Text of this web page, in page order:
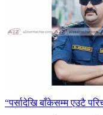
“पर्सादेखि बाँकेसम्म एउटै